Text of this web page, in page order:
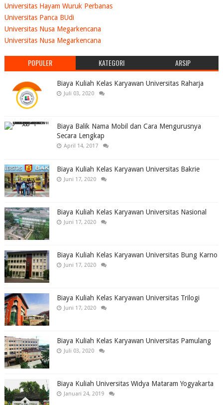
Universitas Hayam Wuruk Perbanas
Universitas Panca BUdi
Universitas Nusa Megarkencana
Universitas Nusa Megarkencana
POPULER KATEGORI ARSIP
Biaya Kuliah Kelas Karyawan Universitas Raharja
Juli 03, 2020
Biaya Balik Nama Mobil dan Cara Mengurusnya
Secara Lengkap
April 14, 2017
Biaya Kuliah Kelas Karyawan Universitas Bakrie
Juni 17, 2020
Biaya Kuliah Kelas Karyawan Universitas Nasional
Juni 17, 2020
Biaya Kuliah Kelas Karyawan Universitas Bung Karno
Juni 17, 2020
Biaya Kuliah Kelas Karyawan Universitas Trilogi
Juni 17, 2020
Biaya Kuliah Kelas Karyawan Universitas Pamulang
Juli 03, 2020
Biaya Kuliah Universitas Widya Mataram Yogyakarta
Januari 24, 2019